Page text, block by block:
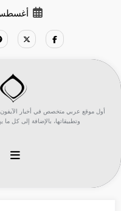
أغسطس 7,
أول موقع عربي متخصص في أخبار الآيفون
وتطبيقاتها، بالإضافة إلى كل